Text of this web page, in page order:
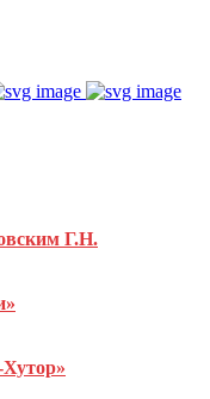
Г.Н.